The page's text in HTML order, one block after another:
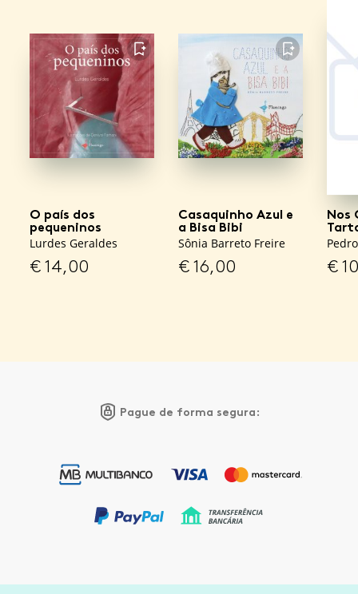
FAVORITO
O país dos
pequeninos
Lurdes Geraldes
€14,00
FAVORITO
Casaquinho Azul e
a Bisa Bibi
Sônia Barreto Freire
€16,00
Nos
€
Pague de forma segura: